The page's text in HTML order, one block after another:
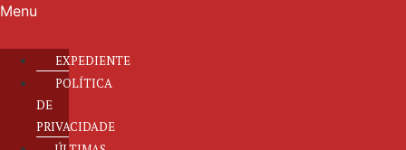
Menu
EXPEDIENTE
POLÍTICA
DE
PRIVACIDADE